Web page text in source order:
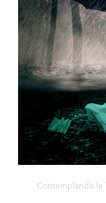
Contemplando la